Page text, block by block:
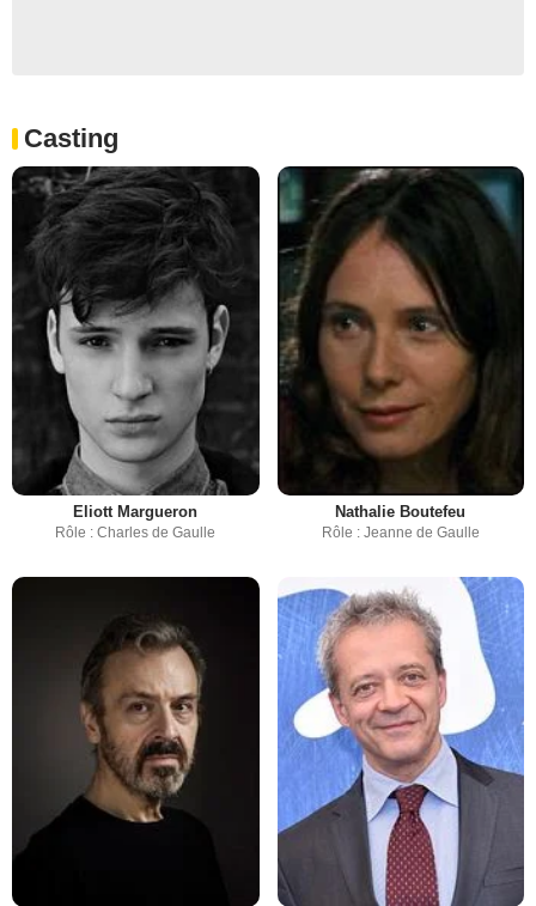
Casting
Eliott Margueron
Rôle : Charles de Gaulle
Nathalie Boutefeu
Rôle : Jeanne de Gaulle